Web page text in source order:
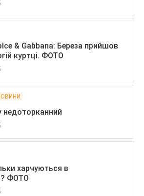
& Gabbana: Береза прийшов
куртці. ФОТО
недоторканний
харчуються в
ФОТО